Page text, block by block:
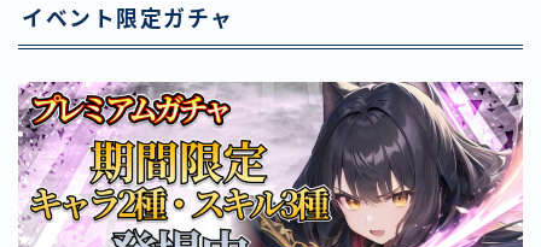
イベント限定ガチャ